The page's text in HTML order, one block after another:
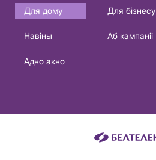
Основная
навигация
Для дому Для бізнесу
Навіны
Аб кампаніі
Адно акно